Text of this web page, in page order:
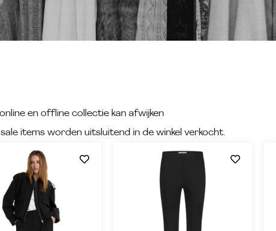
en offline collectie kan afwijken
sale items worden uitsluitend in de winkel verkocht.